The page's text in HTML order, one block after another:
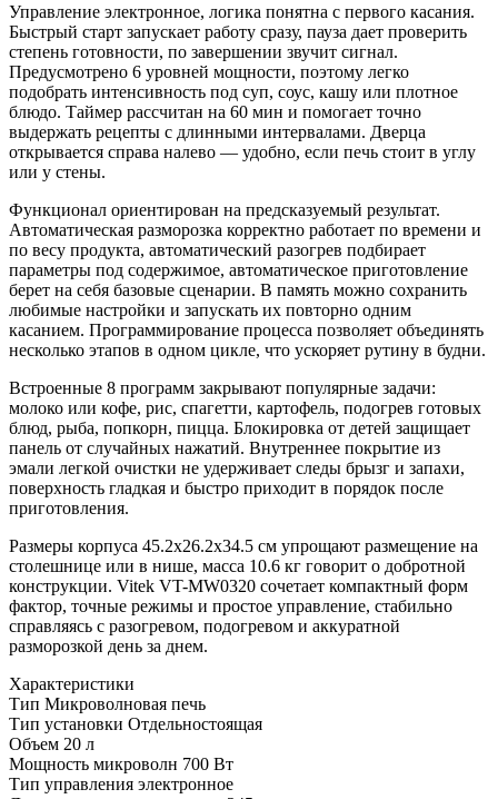
Управление электронное, логика понятна с первого касания.
Быстрый старт запускает работу сразу, пауза дает проверить
степень готовности, по завершении звучит сигнал.
Предусмотрено 6 уровней мощности, поэтому легко
подобрать интенсивность под суп, соус, кашу или плотное
блюдо. Таймер рассчитан на 60 мин и помогает точно
выдержать рецепты с длинными интервалами. Дверца
открывается справа налево — удобно, если печь стоит в углу
или у стены.
Функционал ориентирован на предсказуемый результат.
Автоматическая разморозка корректно работает по времени и
по весу продукта, автоматический разогрев подбирает
параметры под содержимое, автоматическое приготовление
берет на себя базовые сценарии. В память можно сохранить
любимые настройки и запускать их повторно одним
касанием. Программирование процесса позволяет объединять
несколько этапов в одном цикле, что ускоряет рутину в будни.
Встроенные 8 программ закрывают популярные задачи:
молоко или кофе, рис, спагетти, картофель, подогрев готовых
блюд, рыба, попкорн, пицца. Блокировка от детей защищает
панель от случайных нажатий. Внутреннее покрытие из
эмали легкой очистки не удерживает следы брызг и запахи,
поверхность гладкая и быстро приходит в порядок после
приготовления.
Размеры корпуса 45.2x26.2x34.5 см упрощают размещение на
столешнице или в нише, масса 10.6 кг говорит о добротной
конструкции. Vitek VT-MW0320 сочетает компактный форм
фактор, точные режимы и простое управление, стабильно
справляясь с разогревом, подогревом и аккуратной
разморозкой день за днем.
Характеристики
Тип Микроволновая печь
Тип установки Отдельностоящая
Объем 20 л
Мощность микроволн 700 Вт
Тип управления электронное